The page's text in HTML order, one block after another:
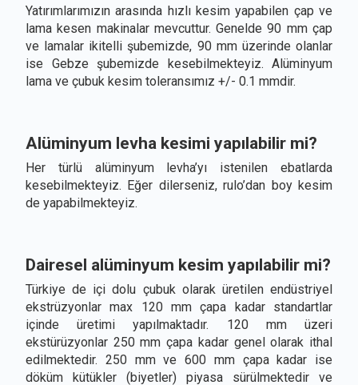
Yatırımlarımızın arasında hızlı kesim yapabilen çap ve
lama kesen makinalar mevcuttur. Genelde 90 mm çap
ve lamalar ikitelli şubemizde, 90 mm üzerinde olanlar
ise Gebze şubemizde kesebilmekteyiz. Alüminyum
lama ve çubuk kesim toleransımız +/- 0.1 mmdir.
Alüminyum levha kesimi yapılabilir mi?
Her türlü alüminyum levha’yı istenilen ebatlarda
kesebilmekteyiz. Eğer dilerseniz, rulo’dan boy kesim
de yapabilmekteyiz.
Dairesel alüminyum kesim yapılabilir mi?
Türkiye de içi dolu çubuk olarak üretilen endüstriyel
ekstrüzyonlar max 120 mm çapa kadar standartlar
içinde üretimi yapılmaktadır. 120 mm üzeri
ekstürüzyonlar 250 mm çapa kadar genel olarak ithal
edilmektedir. 250 mm ve 600 mm çapa kadar ise
döküm kütükler (biyetler) piyasa sürülmektedir ve